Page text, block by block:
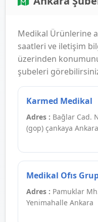
Medikal Ürünlerine
saatleri ve iletişim
üzerinden
şubeleri
Karmed Medikal
Adres : Bağlar Cad.
(gop) çankaya Ankara
Medikal Ofıs
Adres : Pamuklar
Yenimahalle Ankara